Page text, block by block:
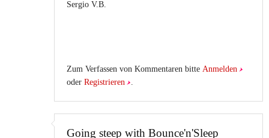
Sergio V.B.
Zum Verfassen von Kommentaren bitte Anmelden
oder Registrieren
Going steep with Bounce'n'Sleep